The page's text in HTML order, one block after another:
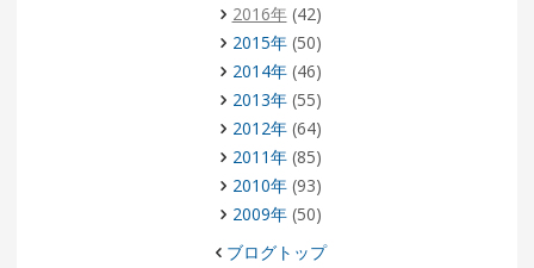
2016年(42)
2015年(50)
2014年(46)
2013年(55)
2012年(64)
2011年(85)
2010年(93)
2009年(50)
ブログトップ